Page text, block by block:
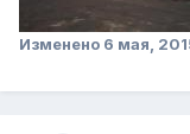
Изменено 6 мая,